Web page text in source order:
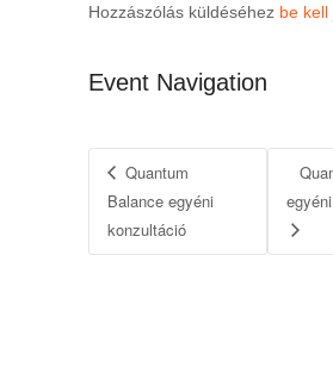
Hozzászólás küldéséhez be kell
Event Navigation
Quantum
Balance egyéni
konzultáció